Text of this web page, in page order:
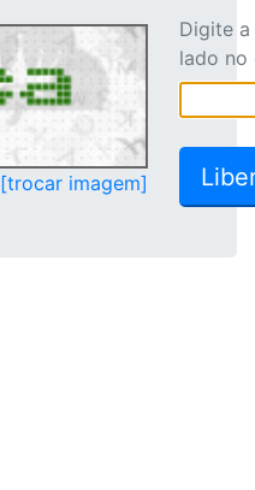
[trocar imagem]
Digite
lado no